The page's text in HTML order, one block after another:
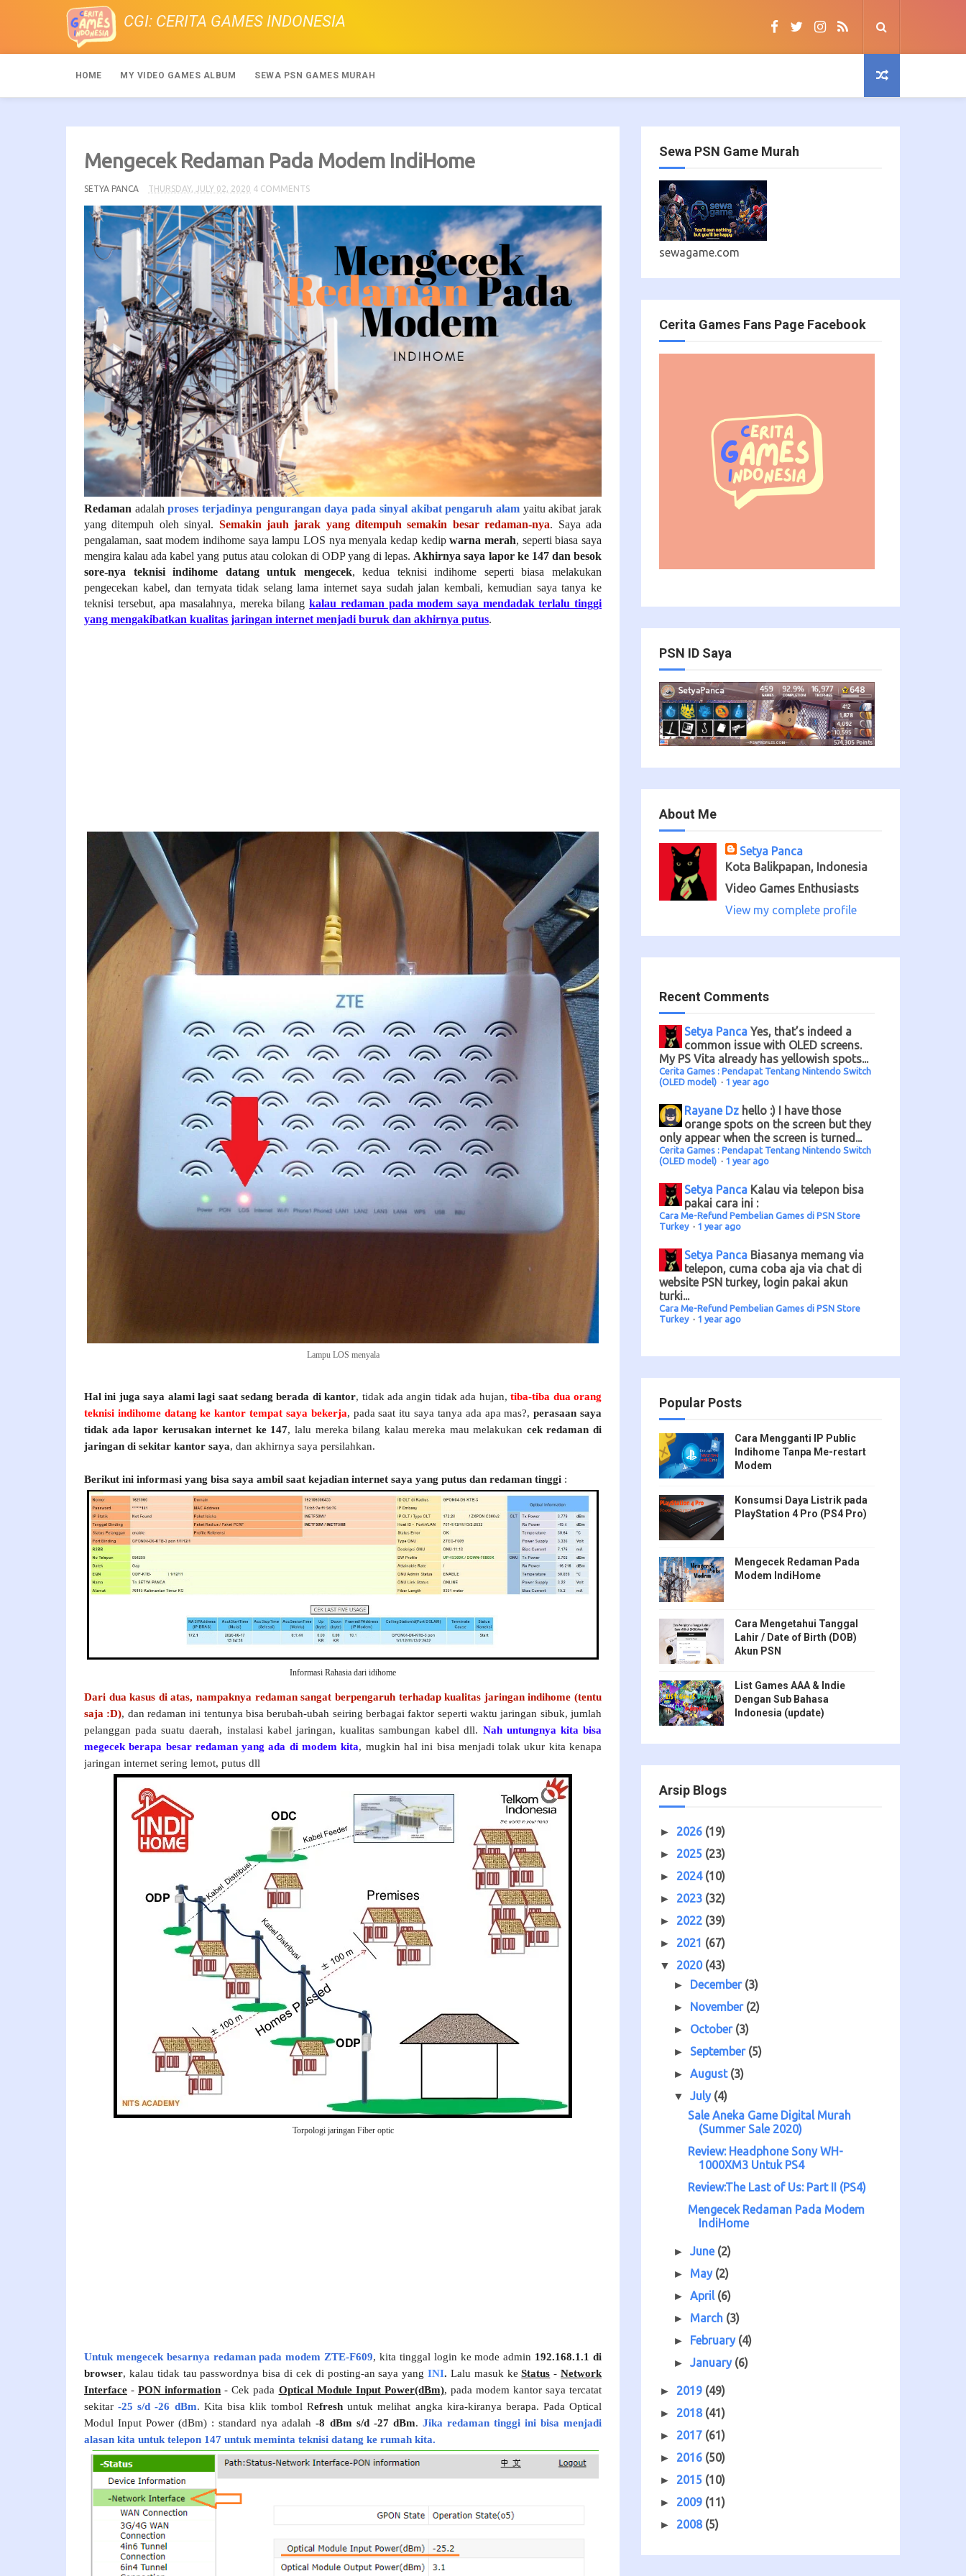
CGI: CERITA GAMES INDONESIA
HOME MY VIDEO GAMES ALBUM SEWA PSN GAMES MURAH
Mengecek Redaman Pada Modem IndiHome
SETYA PANCA THURSDAY, JULY 02, 2020 4 COMMENTS
Redaman adalahproses terjadinya pengurangan daya pada sinyal akibat pengaruh alamyaitu akibat jarak
yang ditempuh oleh sinyal. Semakin jauh jarak yang ditempuh semakin besar redaman-nya. Saya ada
pengalaman, saat modem indihome saya lampu LOS nya menyala kedap kedipwarna merah, seperti biasa saya
mengira kalau ada kabel yang putus atau colokan di ODP yang di lepas. Akhirnya saya lapor ke 147 dan besok
sore-nya teknisi indihome datang untuk mengecek, kedua teknisi indihome seperti biasa melakukan
pengecekan kabel, dan ternyata tidak selang lama internet saya sudah jalan kembali, kemudian saya tanya ke
teknisi tersebut, apa masalahnya, mereka bilangkalau redaman pada modem saya mendadak terlalu tinggi
yang mengakibatkan kualitas jaringan internet menjadi buruk dan akhirnya putus.
Lampu LOS menyala
Hal ini juga saya alami lagi saat sedang berada di kantor, tidak ada angin tidak ada hujan,tiba-tiba dua orang
teknisi indihome datang ke kantor tempat saya bekerja, pada saat itu saya tanya ada apa mas?,perasaan saya
tidak ada lapor kerusakan internet ke 147, lalu mereka bilang kalau mereka mau melakukan cek redaman di
jaringan di sekitar kantor saya, dan akhirnya saya persilahkan.
Berikut ini informasi yang bisa saya ambil saat kejadian internet saya yang putus dan redaman tinggi :
Informasi Rahasia dari idihome
Dari dua kasus di atas, nampaknya redaman sangat berpengaruh terhadap kualitas jaringan indihome (tentu
saja :D), dan redaman ini tentunya bisa berubah-ubah seiring berbagai faktor seperti waktu jaringan sibuk, jumlah
pelanggan pada suatu daerah, instalasi kabel jaringan, kualitas sambungan kabel dll. Nah untungnya kita bisa
megecek berapa besar redaman yang ada di modem kita, mugkin hal ini bisa menjadi tolak ukur kita kenapa
jaringan internet sering lemot, putus dll
Torpologi jaringan Fiber optic
Untuk mengecek besarnya redaman pada modem ZTE-F609, kita tinggal login ke mode admin 192.168.1.1 di
browser, kalau tidak tau passwordnya bisa di cek di posting-an saya yang INI. Lalu masuk keStatus -Network
Interface -PON information - Cek pada Optical Module Input Power(dBm), pada modem kantor saya tercatat
sekitar-25 s/d -26 dBm. Kita bisa klik tombol Refresh untuk melihat angka kira-kiranya berapa. Pada Optical
Modul Input Power (dBm) : standard nya adalah-8 dBm s/d -27 dBm. Jika redaman tinggi ini bisa menjadi
alasan kita untuk telepon 147 untuk meminta teknisi datang ke rumah kita.
Sewa PSN Game Murah
sewagame.com
Cerita Games Fans Page Facebook
PSN ID Saya
About Me
Setya Panca
Kota Balikpapan, Indonesia
Video Games Enthusiasts
View my complete profile
Recent Comments
Setya Panca Yes, that’s indeed a
common issue with OLED screens.
My PS Vita already has yellowish spots...
Cerita Games : Pendapat Tentang Nintendo Switch
(OLED model) · 1 year ago
Rayane Dz hello :) I have those
orange spots on the screen but they
only appear when the screen is turned...
Cerita Games : Pendapat Tentang Nintendo Switch
(OLED model) · 1 year ago
Setya Panca Kalau via telepon bisa
pakai cara ini :
Cara Me-Refund Pembelian Games di PSN Store
Turkey · 1 year ago
Setya Panca Biasanya memang via
telepon, cuma coba aja via chat di
website PSN turkey, login pakai akun
turki...
Cara Me-Refund Pembelian Games di PSN Store
Turkey · 1 year ago
Popular Posts
Cara Mengganti IP Public
Indihome Tanpa Me-restart
Modem
Konsumsi Daya Listrik pada
PlayStation 4 Pro (PS4 Pro)
Mengecek Redaman Pada
Modem IndiHome
Cara Mengetahui Tanggal
Lahir / Date of Birth (DOB)
Akun PSN
List Games AAA & Indie
Dengan Sub Bahasa
Indonesia (update)
Arsip Blogs
► 2026 (19)
► 2025 (23)
► 2024 (10)
► 2023 (32)
► 2022 (39)
► 2021 (67)
▼ 2020 (43)
► December (3)
► November (2)
► October (3)
►September (5)
►August (3)
▼July (4)
Sale Aneka Game Digital Murah
(Summer Sale 2020)
Review: Headphone Sony WH-
1000XM3 Untuk PS4
Review:The Last of Us: Part II (PS4)
Mengecek Redaman Pada Modem
IndiHome
►June (2)
► May (2)
►April (6)
► March (3)
► February (4)
►January (6)
► 2019 (49)
► 2018 (41)
► 2017 (61)
► 2016 (50)
► 2015 (10)
► 2009 (11)
► 2008 (5)